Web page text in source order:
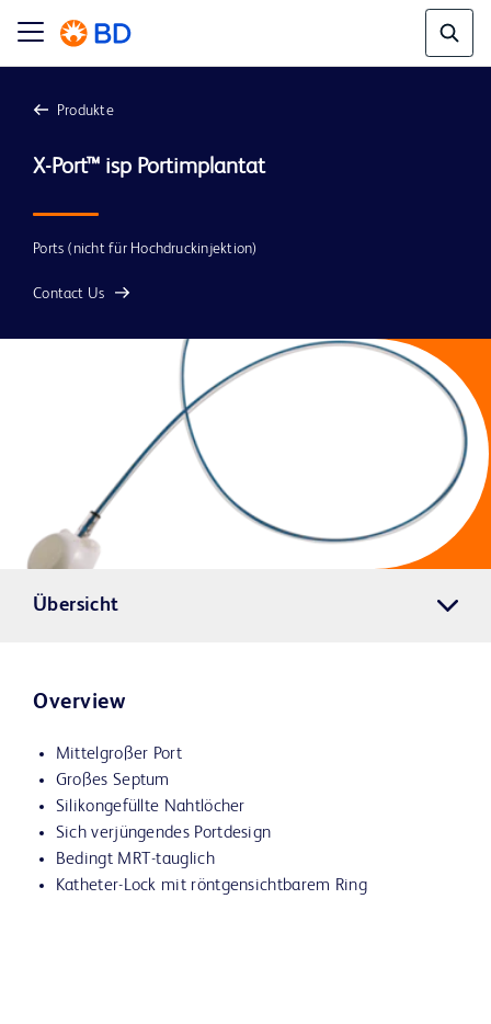
Produkte
X-Port™ isp Portimplantat
Ports (nicht für Hochdruckinjektion)
Contact Us
Übersicht
Overview
Mittelgroßer Port
Großes Septum
Silikongefüllte Nahtlöcher
Sich verjüngendes Portdesign
Bedingt MRT-tauglich
Katheter-Lock mit röntgensichtbarem Ring